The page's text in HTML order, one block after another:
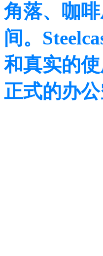
角落、咖
间。
和真实的
正式的办公